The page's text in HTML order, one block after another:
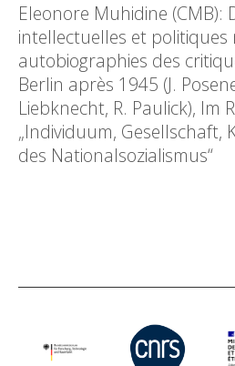
Eleonore Muhidine (CMB):
intellectuelles et politiques
autobiographies des
Berlin après 1945 (J.
Liebknecht, R. Paulick), Im
„Individuum, Gesellschaft,
des Nationalsozialismus“